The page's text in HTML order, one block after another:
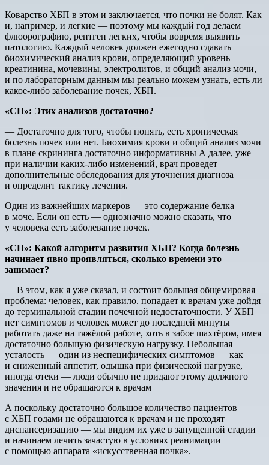
Коварство ХБП в этом и заключается, что почки не болят. Как
и, например, и легкие — поэтому мы каждый год делаем
флюорографию, рентген легких, чтобы вовремя выявить
патологию. Каждый человек должен ежегодно сдавать
биохимический анализ крови, определяющий уровень
креатинина, мочевины, электролитов, и общий анализ мочи,
и по лабораторным данным мы реально можем узнать, есть ли
какое-либо заболевание почек, ХБП.
«СП»: Этих анализов достаточно?
— Достаточно для того, чтобы понять, есть хроническая
болезнь почек или нет. Биохимия крови и общий анализ мочи
в плане скрининга достаточно информативны А далее, уже
при наличии каких-либо изменений, врач проведет
дополнительные обследования для уточнения диагноза
и определит тактику лечения.
Один из важнейших маркеров — это содержание белка
в моче. Если он есть — однозначно можно сказать, что
у человека есть заболевание почек.
«СП»: Какой алгоритм развития ХБП? Когда болезнь
начинает явно проявляться, сколько времени это
занимает?
— В этом, как я уже сказал, и состоит большая общемировая
проблема: человек, как правило. попадает к врачам уже дойдя
до терминальной стадии почечной недостаточности. У ХБП
нет симптомов и человек может до последней минуты
работать даже на тяжёлой работе, хоть в забое шахтёром, имея
достаточно большую физическую нагрузку. Небольшая
усталость — один из неспецифических симптомов — как
и сниженный аппетит, одышка при физической нагрузке,
иногда отеки — люди обычно не придают этому должного
значения и не обращаются к врачам
А поскольку достаточно большое количество пациентов
с ХБП годами не обращаются к врачам и не проходят
диспансеризацию — мы видим их уже в запущенной стадии
и начинаем лечить зачастую в условиях реанимации
с помощью аппарата «искусственная почка».